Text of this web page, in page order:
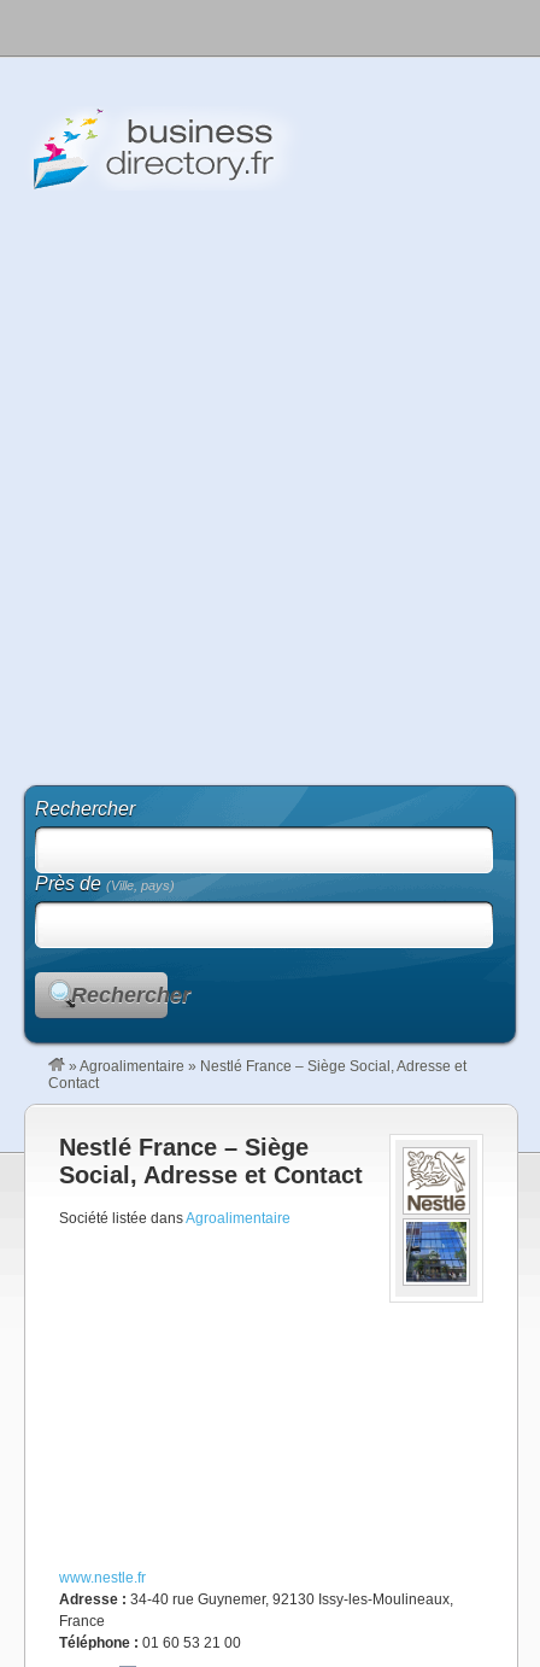
Rechercher
Près de(Ville, pays)
Rechercher
» Agroalimentaire » Nestlé France – Siège Social, Adresse et
Contact
Nestlé France – Siège
Social, Adresse et Contact
Société listée dansAgroalimentaire
www.nestle.fr
Adresse : 34-40 rue Guynemer, 92130 Issy-les-Moulineaux,
France
Téléphone : 01 60 53 21 00